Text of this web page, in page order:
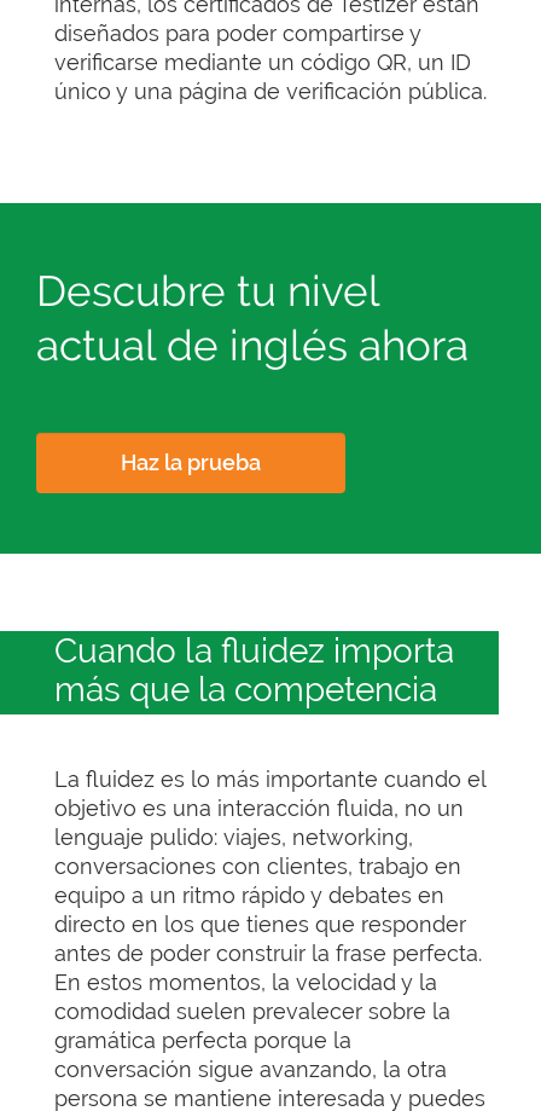
diseñados para poder compartirse y
verificarse mediante un código QR, un ID
único y una página de verificación pública.
Descubre tu nivel
actual de inglés ahora
Haz la prueba
Cuando la fluidez importa
más que la competencia
La fluidez es lo más importante cuando el
objetivo es una interacción fluida, no un
lenguaje pulido: viajes, networking,
conversaciones con clientes, trabajo en
equipo a un ritmo rápido y debates en
directo en los que tienes que responder
antes de poder construir la frase perfecta.
En estos momentos, la velocidad y la
comodidad suelen prevalecer sobre la
gramática perfecta porque la
conversación sigue avanzando, la otra
persona se mantiene interesada y puedes